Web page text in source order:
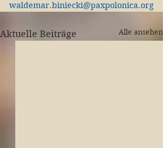
waldemar.biniecki@paxpolonica.org
Aktuelle Beiträge Alle ansehen